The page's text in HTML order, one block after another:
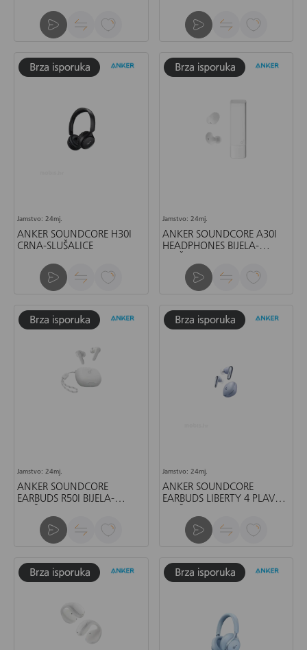
Jamstvo: 24mj.
ANKER SOUNDCORE H30I
CRNA-SLUŠALICE
Jamstvo: 24mj.
ANKER SOUNDCORE A30I
HEADPHONES BIJELA-
Jamstvo: 24mj.
ANKER SOUNDCORE
EARBUDS R50I BIJELA-
Jamstvo: 24mj.
ANKER SOUNDCORE
EARBUDS LIBERTY 4 PLAVA-